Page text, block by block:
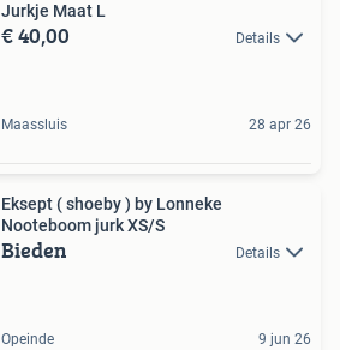
Jurkje Maat L
€ 40,00 Details
Maassluis 28 apr 26
Eksept ( shoeby ) by Lonneke
Nooteboom jurk XS/S
Bieden Details
Opeinde 9 jun 26